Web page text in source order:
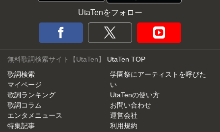
UtaTenをフォロー
無料歌詞検索サイト【UtaTen】 UtaTen TOP
歌詞検索
マイページ
歌詞ランキング
歌詞コラム
エンタメニュース
特集記事
学園祭にアーティストを呼びた
い
UtaTenの使い方
お問い合わせ
運営会社
利用規約